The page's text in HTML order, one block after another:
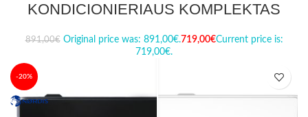
KONDICIONIERIAUS KOMPLEKTAS
891,00€ Original price was: 891,00€.719,00€Current price is:
719,00€.
-20%